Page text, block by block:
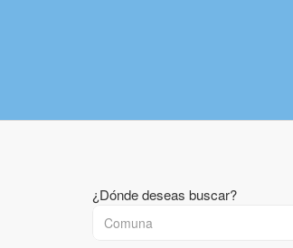
¿Dónde deseas buscar?
Comuna